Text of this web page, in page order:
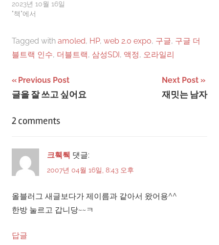
기승8월 1일전자신문인텔
초저가 PC에 아시아눅스
2023년 10월 16일
"책"에서
Tagged with amoled, HP, web 2.0 expo, 구글, 구글 더
블트랙 인수, 더블트랙, 삼성SDI, 액정, 오라일리
글
탐
색
Previous Post
글을 잘 쓰고 싶어요
Next Post
재밋는 남자
2 comments
크훽뤡 댓글:
2007년 04월 16일, 8:43 오후
올블러그 새글보다가 제이름과 같아서 왔어용^^
한방 눌르고 갑니당~~ㅋ
답글